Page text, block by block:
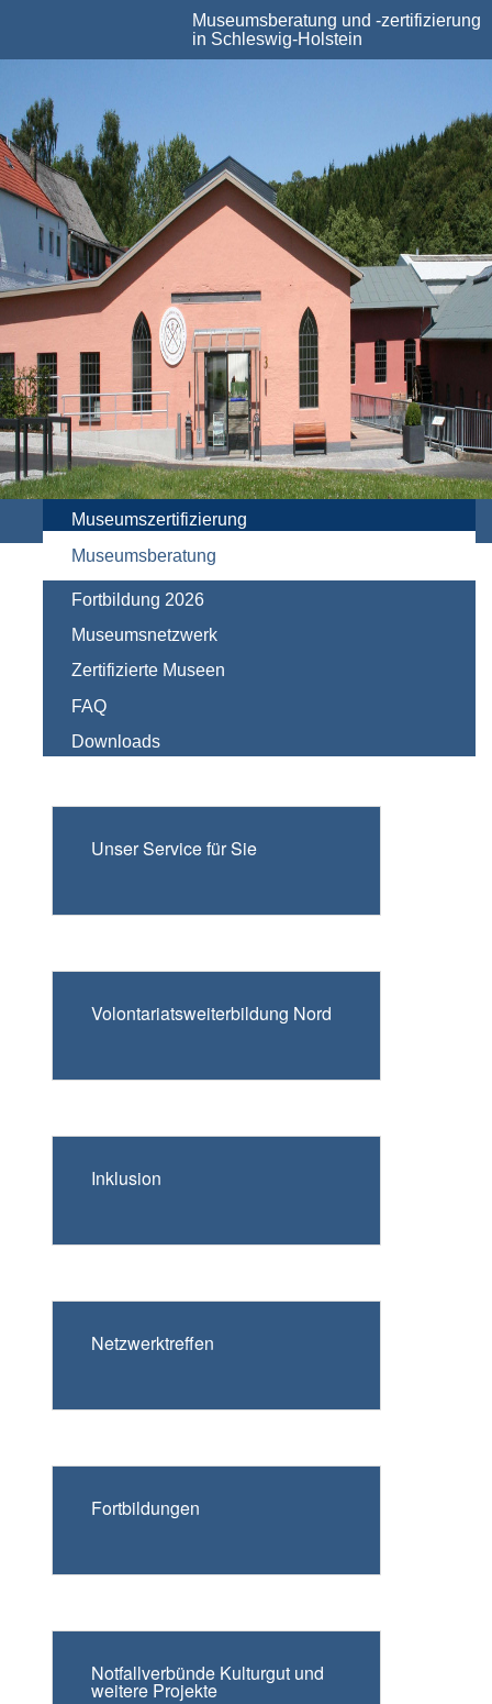
Museumsberatung und -zertifizierung
in Schleswig-Holstein
Museumszertifizierung
Museumsberatung
Fortbildung 2026
Museumsnetzwerk
Zertifizierte Museen
FAQ
Downloads
Unser Service für Sie
Volontariatsweiterbildung Nord
Inklusion
Netzwerktreffen
Fortbildungen
Notfallverbünde Kulturgut und
weitere Projekte